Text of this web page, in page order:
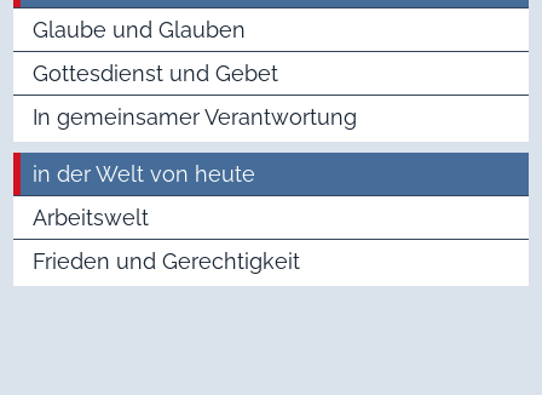
Glaube und Glauben
Gottesdienst und Gebet
In gemeinsamer Verantwortung
in der Welt von heute
Arbeitswelt
Frieden und Gerechtigkeit